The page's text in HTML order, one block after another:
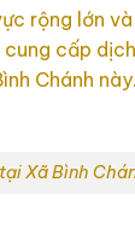
rộng lớn
cung cấp
Chánh này.
Xã Bình